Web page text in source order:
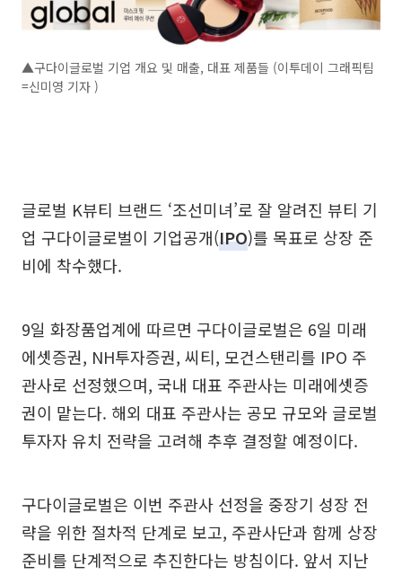
▲구다이글로벌 기업 개요 및 매출, 대표 제품들 (이투데이 그래픽팀
=신미영 기자 )
글로벌 K뷰티 브랜드 ‘조선미녀’로 잘 알려진 뷰티 기
업 구다이글로벌이 기업공개(IPO)를 목표로 상장 준
비에 착수했다.
9일 화장품업계에 따르면 구다이글로벌은 6일 미래
에셋증권, NH투자증권, 씨티, 모건스탠리를 IPO 주
관사로 선정했으며, 국내 대표 주관사는 미래에셋증
권이 맡는다. 해외 대표 주관사는 공모 규모와 글로벌
투자자 유치 전략을 고려해 추후 결정할 예정이다.
구다이글로벌은 이번 주관사 선정을 중장기 성장 전
략을 위한 절차적 단계로 보고, 주관사단과 함께 상장
준비를 단계적으로 추진한다는 방침이다. 앞서 지난